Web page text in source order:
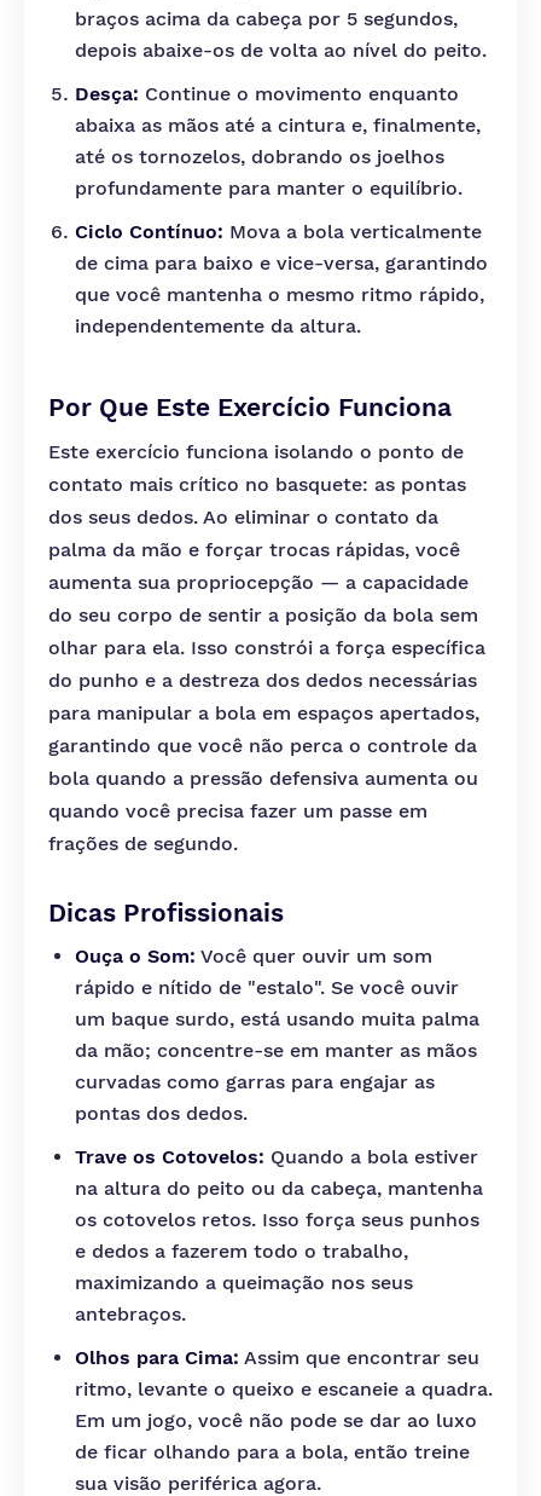
braços acima da cabeça por 5 segundos,
depois abaixe-os de volta ao nível do peito.
Desça: Continue o movimento enquanto
abaixa as mãos até a cintura e, finalmente,
até os tornozelos, dobrando os joelhos
profundamente para manter o equilíbrio.
Ciclo Contínuo: Mova a bola verticalmente
de cima para baixo e vice-versa, garantindo
que você mantenha o mesmo ritmo rápido,
independentemente da altura.
Por Que Este Exercício Funciona
Este exercício funciona isolando o ponto de
contato mais crítico no basquete: as pontas
dos seus dedos. Ao eliminar o contato da
palma da mão e forçar trocas rápidas, você
aumenta sua propriocepção — a capacidade
do seu corpo de sentir a posição da bola sem
olhar para ela. Isso constrói a força específica
do punho e a destreza dos dedos necessárias
para manipular a bola em espaços apertados,
garantindo que você não perca o controle da
bola quando a pressão defensiva aumenta ou
quando você precisa fazer um passe em
frações de segundo.
Dicas Profissionais
Ouça o Som: Você quer ouvir um som
rápido e nítido de "estalo". Se você ouvir
um baque surdo, está usando muita palma
da mão; concentre-se em manter as mãos
curvadas como garras para engajar as
pontas dos dedos.
Trave os Cotovelos: Quando a bola estiver
na altura do peito ou da cabeça, mantenha
os cotovelos retos. Isso força seus punhos
e dedos a fazerem todo o trabalho,
maximizando a queimação nos seus
antebraços.
Olhos para Cima: Assim que encontrar seu
ritmo, levante o queixo e escaneie a quadra.
Em um jogo, você não pode se dar ao luxo
de ficar olhando para a bola, então treine
sua visão periférica agora.